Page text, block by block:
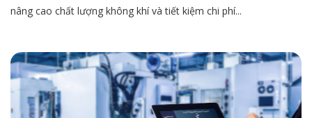
nâng cao chất lượng không khí và tiết kiệm chi phí...